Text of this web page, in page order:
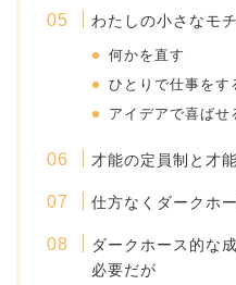
わたしの小さなモ
何かを直す
ひとりで仕事をす
アイデアで喜ばせ
才能の定員制と才
仕方なくダークホ
ダークホース的な
必要だが